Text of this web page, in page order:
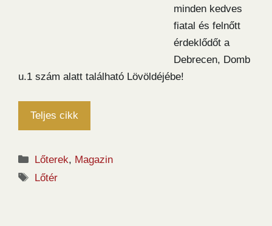
minden kedves
fiatal és felnőtt
érdeklődőt a
Debrecen, Domb
u.1 szám alatt található Lövöldéjébe!
Teljes cikk
Kategória
Lőterek, Magazin
Címkék
Lőtér